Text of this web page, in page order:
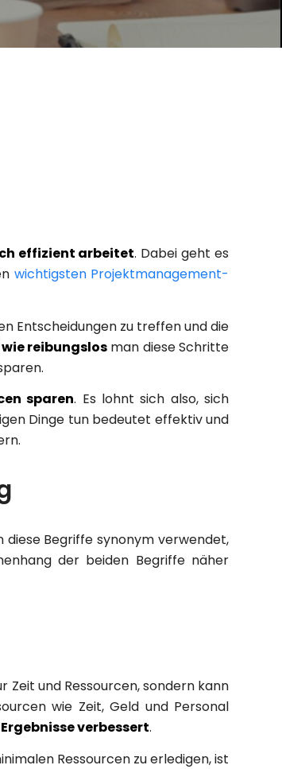
effizient arbeitet. Dabei geht es
wichtigsten Projektmanagement-
Entscheidungen zu treffen und die
reibungslosman diese Schritte
sparen. Es lohnt sich also, sich
Dinge tun bedeutet effektiv und
Begriffe synonym verwendet,
der beiden Begriffe näher
Zeit und Ressourcen, sondern kann
wie Zeit, Geld und Personal
verbessert.
Ressourcen zu erledigen, ist